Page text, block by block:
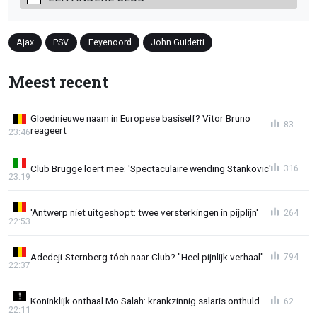
Ajax PSV Feyenoord John Guidetti
Meest recent
Gloednieuwe naam in Europese basiself? Vitor Bruno
reageert
23:46
83
Club Brugge loert mee: 'Spectaculaire wending Stankovic'
23:19
316
'Antwerp niet uitgeshopt: twee versterkingen in pijplijn'
22:53
264
Adedeji-Sternberg tóch naar Club? "Heel pijnlijk verhaal"
22:37
794
Koninklijk onthaal Mo Salah: krankzinnig salaris onthuld
22:11
62